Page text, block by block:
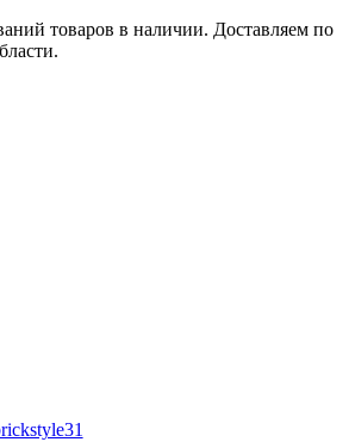
товаров в наличии. Доставляем по